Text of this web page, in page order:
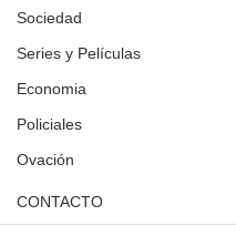
Sociedad
Series y Películas
Economia
Policiales
Ovación
CONTACTO